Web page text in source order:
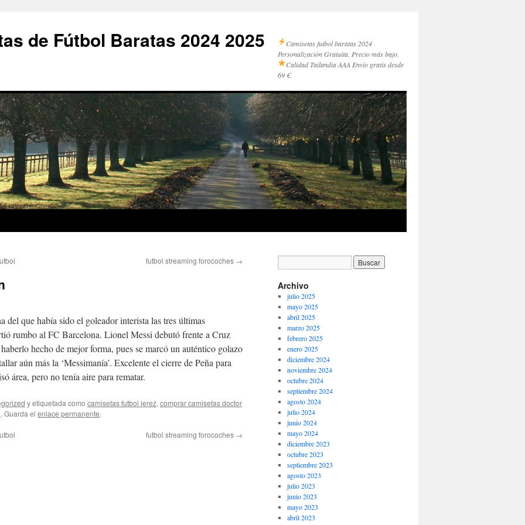
de Fútbol Baratas 2024 2025
Camisetas futbol baratas 2024
Personalización Gratuita. Precio más bajo.
Calidad Tailandia AAA Envío gratis desde
69 €.
futbol streaming forocoches →
del que había sido el goleador interista las tres últimas
rumbo al FC Barcelona. Lionel Messi debutó frente a Cruz
hecho de mejor forma, pues se marcó un auténtico golazo
aún más la ‘Messimanía’. Excelente el cierre de Peña para
área, pero no tenía aire para rematar.
y etiquetada como camisetas futbol jerez, comprar camisetas doctor
. Guarda el enlace permanente.
futbol streaming forocoches →
Archivo
julio 2025
mayo 2025
abril 2025
marzo 2025
febrero 2025
enero 2025
diciembre 2024
noviembre 2024
octubre 2024
septiembre 2024
agosto 2024
julio 2024
junio 2024
mayo 2024
diciembre 2023
octubre 2023
septiembre 2023
agosto 2023
julio 2023
junio 2023
mayo 2023
abril 2023